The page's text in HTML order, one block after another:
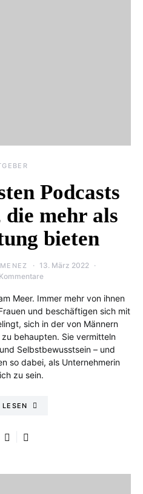
Podcasts
mehr als
bieten
13. März 2022
Meer. Immer mehr von ihnen
und beschäftigen sich mit
sich in der von Männern
behaupten. Sie vermitteln
Selbstbewusstsein – und
so dabei, als Unternehmerin
zu sein.